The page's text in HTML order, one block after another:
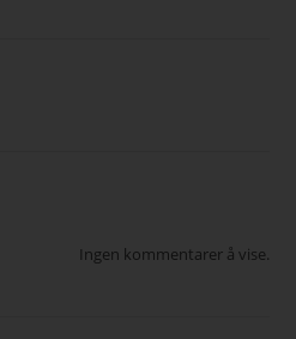
Ingen kommentarer å vise.